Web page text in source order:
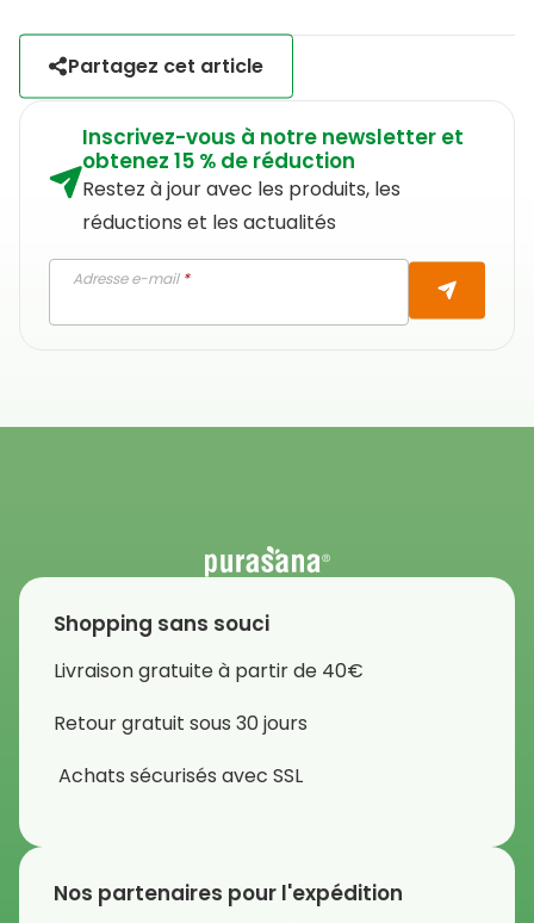
Partagez cet article
Inscrivez-vous à notre newsletter et
obtenez 15 % de réduction
Restez à jour avec les produits, les
réductions et les actualités
Adresse e-mail*
Shopping sans souci
Livraison gratuite à partir de 40€
Retour gratuit sous 30 jours
Achats sécurisés avec SSL
Nos partenaires pour l'expédition